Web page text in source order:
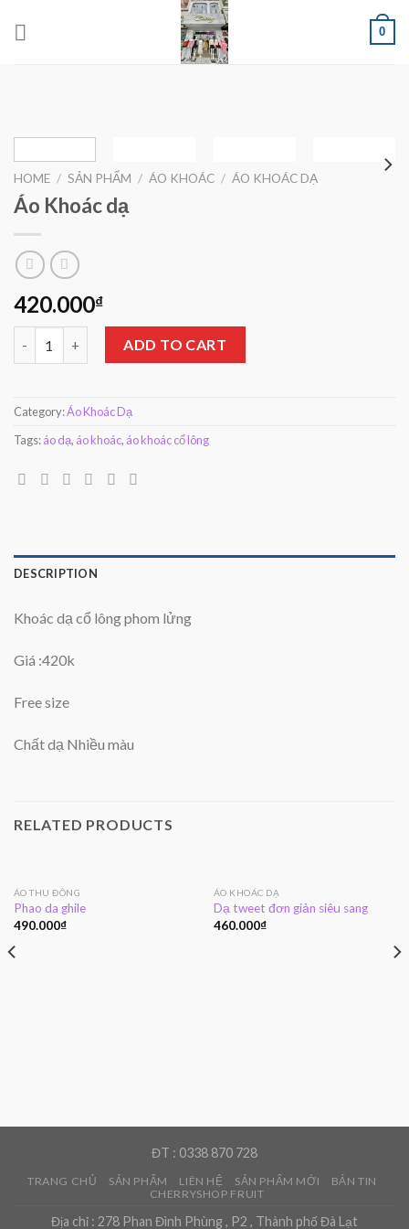
0
HOME / SẢN PHẨM / ÁO KHOÁC / ÁO KHOÁC DẠ
Áo Khoác dạ
420.000₫
Áo Khoác dạ quantityADD TO CART
Category:Áo Khoác Dạ
Tags:áo dạ, áo khoác, áo khoác cổ lông
DESCRIPTION
Khoác dạ cổ lông phom lửng
Giá :420k
Free size
Chất dạ Nhiều màu
RELATED PRODUCTS
ÁO THU ĐÔNG
Phao da ghile
490.000₫
ÁO KHOÁC DẠ
Dạ tweet đơn giản siêu sang
460.000₫
ĐT : 0338 870 728
TRANG CHỦ SẢN PHẨM LIÊN HỆ SẢN PHẨM MỚI
BẢN TIN
CHERRYSHOP FRUIT
Địa chỉ : 278 Phan Đình Phùng , P2 , Thành phố Đà Lạt